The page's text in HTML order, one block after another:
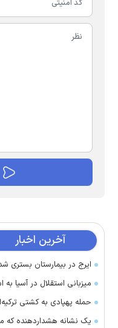
آخرین اخبار
ایرج در بیمارستان بستری
میزبانی استقلال در آسیا
حمله پهپادی به کشتی
یک نشانه هشداردهنده